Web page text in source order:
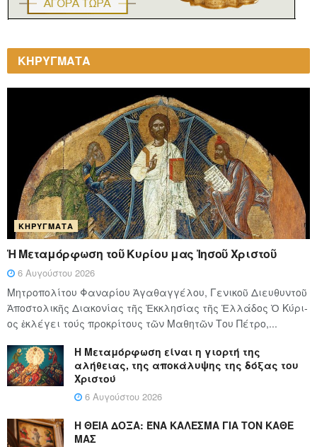
ΚΗΡΥΓΜΑΤΑ
ΚΗΡΎΓΜΑΤΑ
Ἡ Μεταμόρφωση τοῦ Κυρίου μας Ἰησοῦ Χριστοῦ
6 Αυγούστου 2026
Μητροπολίτου Φαναρίου Ἀγαθαγγέλου, Γενικοῦ Διευθυντοῦ
Ἀποστολικῆς Διακονίας τῆς Ἐκκλησίας τῆς Ἑλλάδος Ὁ Κύ­ρι­
ος ἐκλέγει τούς προ­κρί­τους τῶν Μα­θη­τῶν Του Πέ­τρο,...
Η Μεταμόρφωση είναι η γιορτή της
αλήθειας, της αποκάλυψης της δόξας του
Χριστού
6 Αυγούστου 2026
Η ΘΕΙΑ ΔΟΞΑ: ΈΝΑ ΚΑΛΕΣΜΑ ΓΙΑ ΤΟΝ ΚΑΘΕ
ΜΑΣ